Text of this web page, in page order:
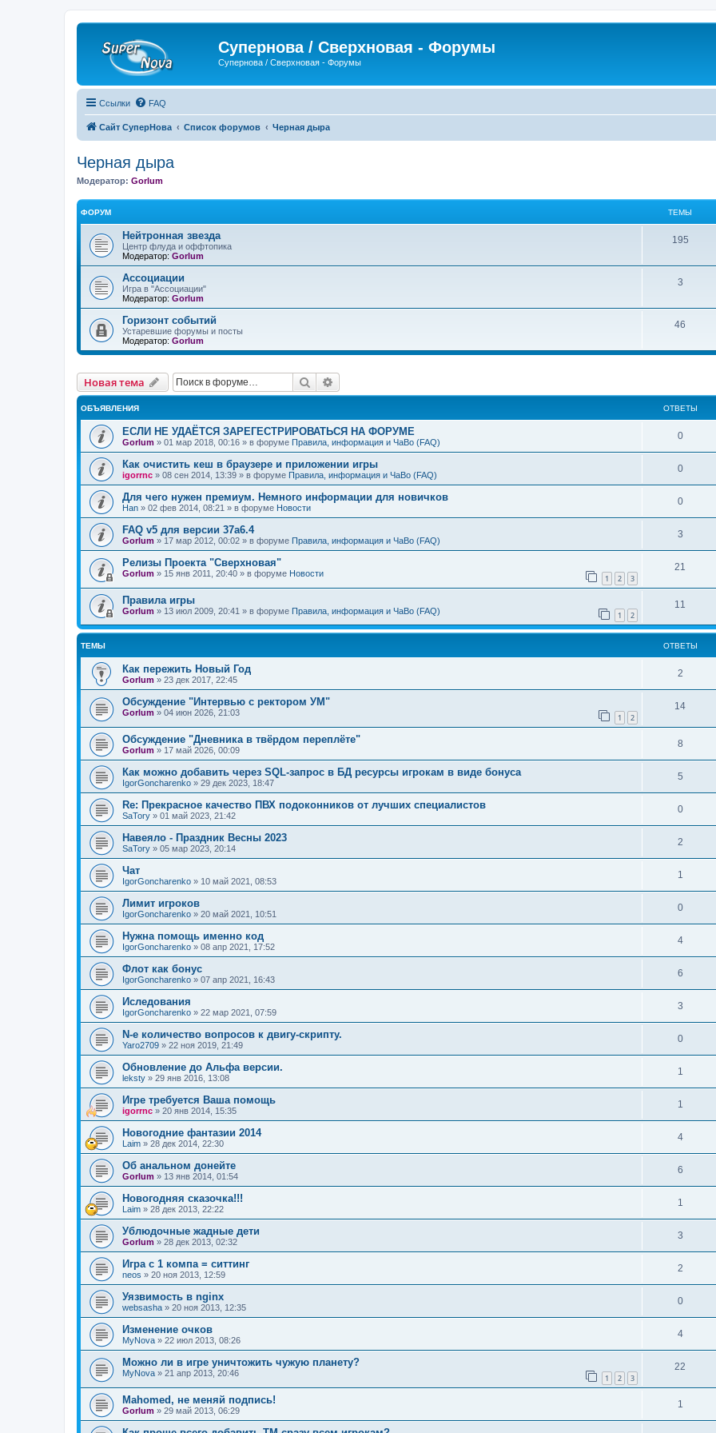
Супернова / Сверхновая - Форумы
Супернова / Сверхновая - Форумы
Ссылки FAQ
Сайт СуперНова Список форумов Черная дыра
Черная дыра
Модератор: Gorlum
ФОРУМ ТЕМЫ
Нейтронная звезда
Центр флуда и оффтопика
Модератор: Gorlum
195
Ассоциации
Игра в "Ассоциации"
Модератор: Gorlum
3
Горизонт событий
Устаревшие форумы и посты
Модератор: Gorlum
46
Новая тема Поиск
ОБЪЯВЛЕНИЯ ОТВЕТЫ
ЕСЛИ НЕ УДАЁТСЯ ЗАРЕГЕСТРИРОВАТЬСЯ НА ФОРУМЕ
Gorlum » 01 мар 2018, 00:16 » в форуме Правила, информация и ЧаВо (FAQ)
0
Как очистить кеш в браузере и приложении игры
igorrnc » 08 сен 2014, 13:39 » в форуме Правила, информация и ЧаВо (FAQ)
0
Для чего нужен премиум. Немного информации для новичков
Han » 02 фев 2014, 08:21 » в форуме Новости
0
FAQ v5 для версии 37a6.4
Gorlum » 17 мар 2012, 00:02 » в форуме Правила, информация и ЧаВо (FAQ)
3
Релизы Проекта "Сверхновая"
Gorlum » 15 янв 2011, 20:40 » в форуме Новости 1 2 3
21
Правила игры
Gorlum » 13 июл 2009, 20:41 » в форуме Правила, информация и ЧаВо (FAQ) 1 2
11
ТЕМЫ ОТВЕТЫ
Как пережить Новый Год
Gorlum » 23 дек 2017, 22:45
2
Обсуждение "Интервью с ректором УМ"
Gorlum » 04 июн 2026, 21:03 1 2
14
Обсуждение "Дневника в твёрдом переплёте"
Gorlum » 17 май 2026, 00:09
8
Как можно добавить через SQL-запрос в БД ресурсы игрокам в виде бонуса
IgorGoncharenko » 29 дек 2023, 18:47
5
Re: Прекрасное качество ПВХ подоконников от лучших специалистов
SaTory » 01 май 2023, 21:42
0
Навеяло - Праздник Весны 2023
SaTory » 05 мар 2023, 20:14
2
Чат
IgorGoncharenko » 10 май 2021, 08:53
1
Лимит игроков
IgorGoncharenko » 20 май 2021, 10:51
0
Нужна помощь именно код
IgorGoncharenko » 08 апр 2021, 17:52
4
Флот как бонус
IgorGoncharenko » 07 апр 2021, 16:43
6
Иследования
IgorGoncharenko » 22 мар 2021, 07:59
3
N-е количество вопросов к двигу-скрипту.
Yaro2709 » 22 ноя 2019, 21:49
0
Обновление до Альфа версии.
leksty » 29 янв 2016, 13:08
1
Игре требуется Ваша помощь
igorrnc » 20 янв 2014, 15:35
1
Новогодние фантазии 2014
Laim » 28 дек 2014, 22:30
4
Об анальном донейте
Gorlum » 13 янв 2014, 01:54
6
Новогодняя сказочка!!!
Laim » 28 дек 2013, 22:22
1
Ублюдочные жадные дети
Gorlum » 28 дек 2013, 02:32
3
Игра с 1 компа = ситтинг
neos » 20 ноя 2013, 12:59
2
Уязвимость в nginx
websasha » 20 ноя 2013, 12:35
0
Изменение очков
MyNova » 22 июл 2013, 08:26
4
Можно ли в игре уничтожить чужую планету?
MyNova » 21 апр 2013, 20:46 1 2 3
22
Mahomed, не меняй подпись!
Gorlum » 29 май 2013, 06:29
1